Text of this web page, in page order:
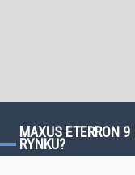
MAXUS ETERRON
RYNKU?